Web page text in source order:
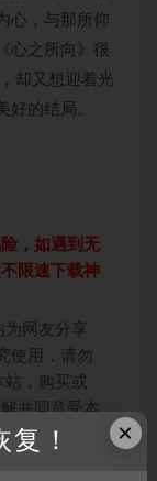
心，与那所仰
心之所向》很
却又想迎着光
好的结局。
，如遇到无
限速下载神
为网友分享
使用，请勿
站，购买或
并同意受本
规。
×
！